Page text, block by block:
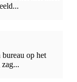
op het